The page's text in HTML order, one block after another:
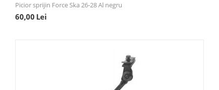
Picior sprijin Force Ska 26-28 Al negru
60,00 Lei